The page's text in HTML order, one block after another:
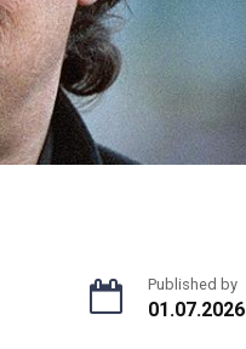
Published by
01.07.2026